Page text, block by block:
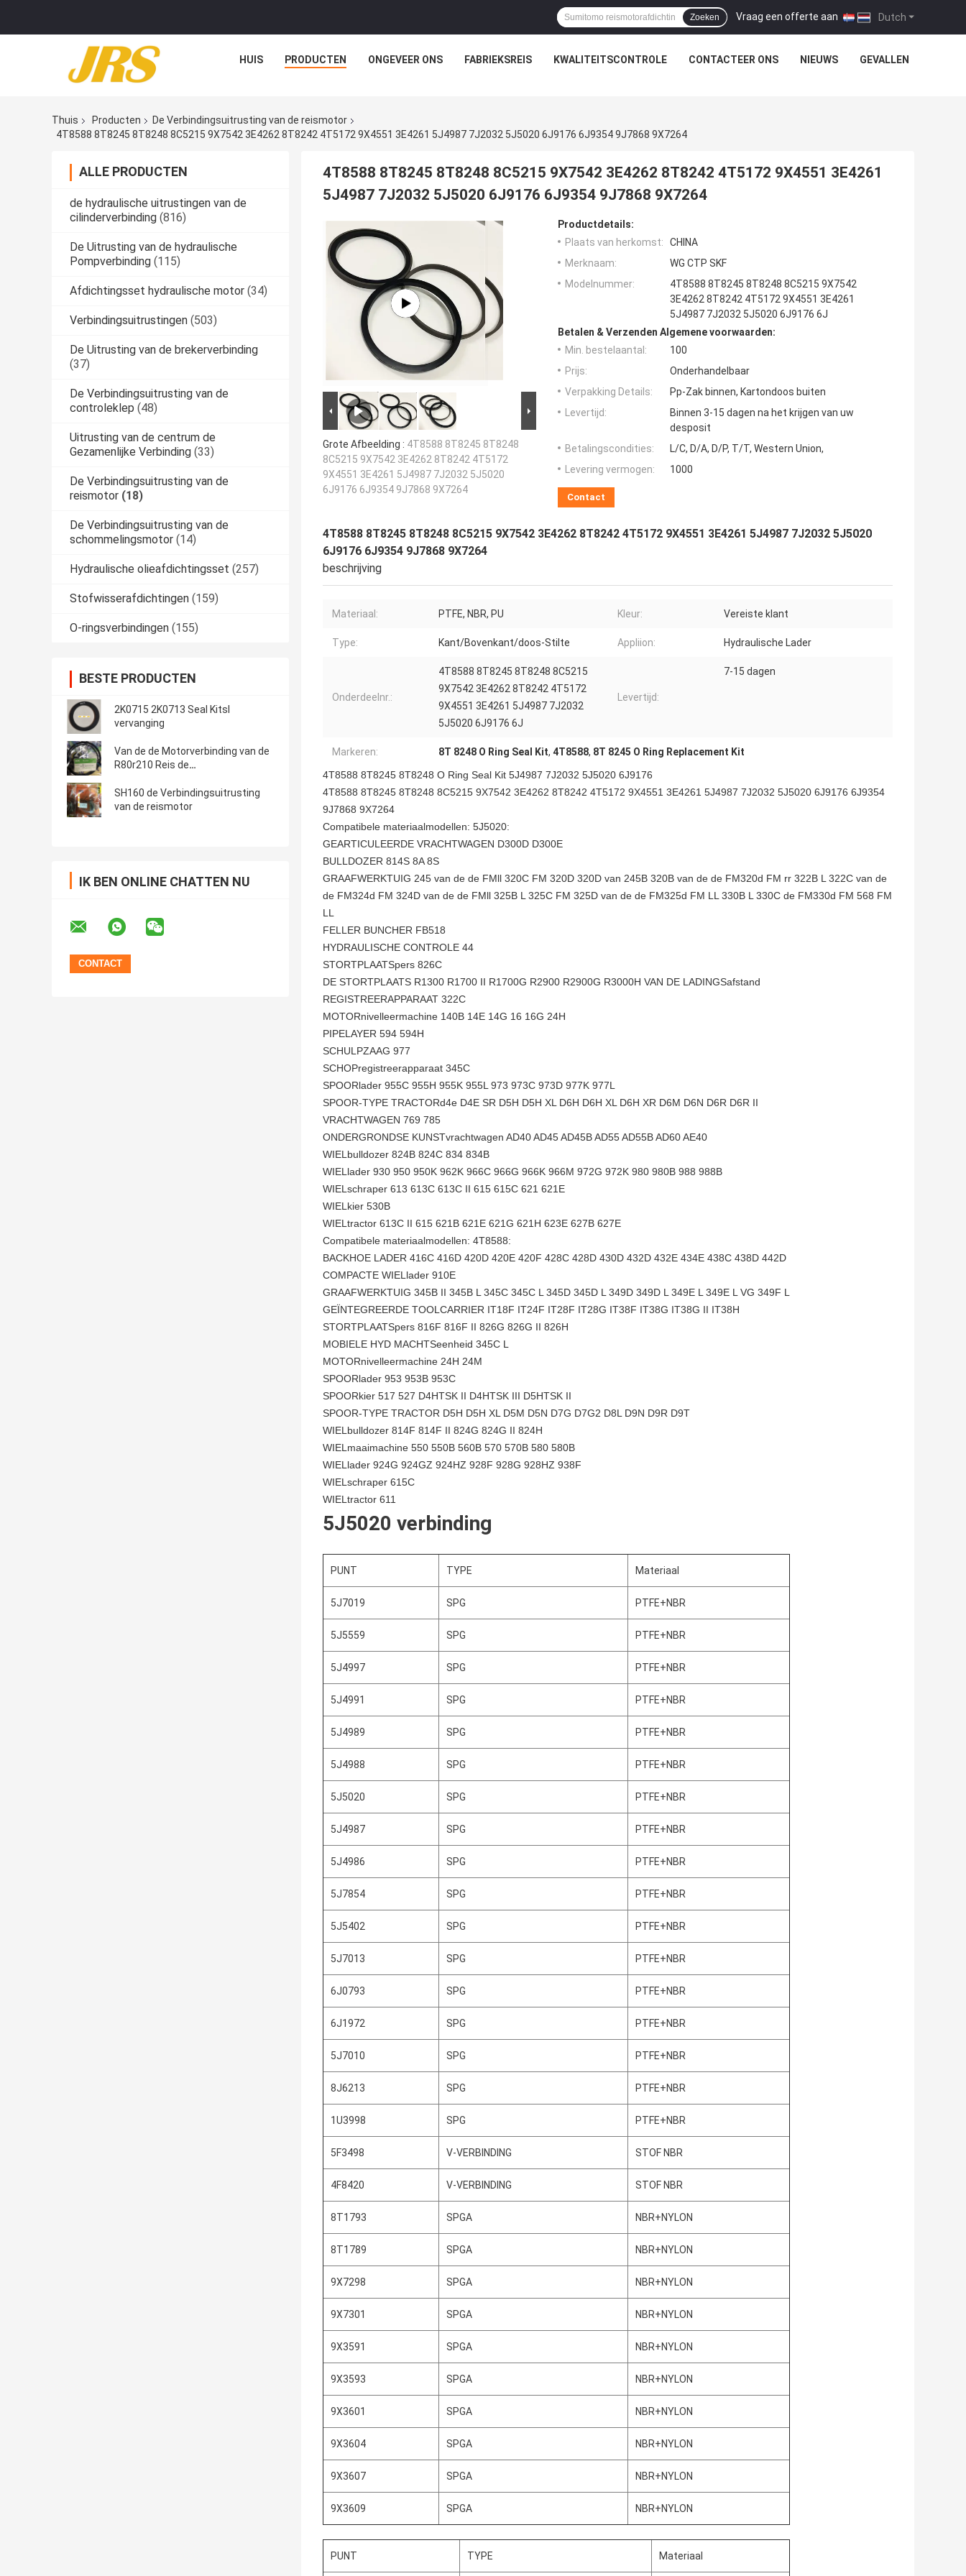
Dutch
Vraag een offerte aan |
Zoeken
HUIS PRODUCTEN ONGEVEER ONS FABRIEKSREIS KWALITEITSCONTROLE CONTACTEER ONS NIEUWS GEVALLEN
Thuis Producten
De Verbindingsuitrusting van de reismotor
4T8588 8T8245 8T8248 8C5215 9X7542 3E4262 8T8242 4T5172 9X4551 3E4261 5J4987 7J2032 5J5020 6J9176 6J9354 9J7868 9X7264
ALLE PRODUCTEN
de hydraulische uitrustingen van de
cilinderverbinding (816)
De Uitrusting van de hydraulische
Pompverbinding (115)
Afdichtingsset hydraulische motor (34)
Verbindingsuitrustingen (503)
De Uitrusting van de brekerverbinding
(37)
De Verbindingsuitrusting van de
controleklep (48)
Uitrusting van de centrum de
Gezamenlijke Verbinding (33)
De Verbindingsuitrusting van de
reismotor (18)
De Verbindingsuitrusting van de
schommelingsmotor (14)
Hydraulische olieafdichtingsset (257)
Stofwisserafdichtingen (159)
O-ringsverbindingen (155)
BESTE PRODUCTEN
2K0715 2K0713 Seal Kitsl
vervanging
Van de de Motorverbinding van de
R80r210 Reis de
Hydraulic Cylinder Boom Hyundai
SH160 de Verbindingsuitrusting
van de reismotor
IK BEN ONLINE CHATTEN NU
4T8588 8T8245 8T8248 8C5215 9X7542 3E4262 8T8242 4T5172 9X4551 3E4261
5J4987 7J2032 5J5020 6J9176 6J9354 9J7868 9X7264
Grote Afbeelding : 4T8588 8T8245 8T8248
8C5215 9X7542 3E4262 8T8242 4T5172
9X4551 3E4261 5J4987 7J2032 5J5020
6J9176 6J9354 9J7868 9X7264
Productdetails:
Plaats van herkomst:
CHINA
Merknaam:
WG CTP SKF
Modelnummer:
4T8588 8T8245 8T8248 8C5215 9X7542
3E4262 8T8242 4T5172 9X4551 3E4261
5J4987 7J2032 5J5020 6J9176 6J
Betalen & Verzenden Algemene voorwaarden:
Min. bestelaantal:
100
Prijs:
Onderhandelbaar
Verpakking Details:
Pp-Zak binnen, Kartondoos buiten
Levertijd:
Binnen 3-15 dagen na het krijgen van uw
desposit
Betalingscondities:
L/C, D/A, D/P, T/T, Western Union,
Levering vermogen:
1000
Contact
4T8588 8T8245 8T8248 8C5215 9X7542 3E4262 8T8242 4T5172 9X4551 3E4261 5J4987 7J2032 5J5020
6J9176 6J9354 9J7868 9X7264
beschrijving
Materiaal: PTFE, NBR, PU Kleur: Vereiste klant
Type: Kant/Bovenkant/doos-Stilte Appliion: Hydraulische Lader
Onderdeelnr.:
4T8588 8T8245 8T8248 8C5215
9X7542 3E4262 8T8242 4T5172
9X4551 3E4261 5J4987 7J2032
5J5020 6J9176 6J
Levertijd:
7-15 dagen
Markeren: 8T 8248 O Ring Seal Kit, 4T8588, 8T 8245 O Ring Replacement Kit
4T8588 8T8245 8T8248 O Ring Seal Kit 5J4987 7J2032 5J5020 6J9176
4T8588 8T8245 8T8248 8C5215 9X7542 3E4262 8T8242 4T5172 9X4551 3E4261 5J4987 7J2032 5J5020 6J9176 6J9354
9J7868 9X7264
Compatibele materiaalmodellen: 5J5020:
GEARTICULEERDE VRACHTWAGEN D300D D300E
BULLDOZER 814S 8A 8S
GRAAFWERKTUIG 245 van de de FMll 320C FM 320D 320D van 245B 320B van de de FM320d FM rr 322B L 322C van de
de FM324d FM 324D van de de FMll 325B L 325C FM 325D van de de FM325d FM LL 330B L 330C de FM330d FM 568 FM
LL
FELLER BUNCHER FB518
HYDRAULISCHE CONTROLE 44
STORTPLAATSpers 826C
DE STORTPLAATS R1300 R1700 II R1700G R2900 R2900G R3000H VAN DE LADINGSafstand
REGISTREERAPPARAAT 322C
MOTORnivelleermachine 140B 14E 14G 16 16G 24H
PIPELAYER 594 594H
SCHULPZAAG 977
SCHOPregistreerapparaat 345C
SPOORlader 955C 955H 955K 955L 973 973C 973D 977K 977L
SPOOR-TYPE TRACTORd4e D4E SR D5H D5H XL D6H D6H XL D6H XR D6M D6N D6R D6R II
VRACHTWAGEN 769 785
ONDERGRONDSE KUNSTvrachtwagen AD40 AD45 AD45B AD55 AD55B AD60 AE40
WIELbulldozer 824B 824C 834 834B
WIELlader 930 950 950K 962K 966C 966G 966K 966M 972G 972K 980 980B 988 988B
WIELschraper 613 613C 613C II 615 615C 621 621E
WIELkier 530B
WIELtractor 613C II 615 621B 621E 621G 621H 623E 627B 627E
Compatibele materiaalmodellen: 4T8588:
BACKHOE LADER 416C 416D 420D 420E 420F 428C 428D 430D 432D 432E 434E 438C 438D 442D
COMPACTE WIELlader 910E
GRAAFWERKTUIG 345B II 345B L 345C 345C L 345D 345D L 349D 349D L 349E L 349E L VG 349F L
GEÏNTEGREERDE TOOLCARRIER IT18F IT24F IT28F IT28G IT38F IT38G IT38G II IT38H
STORTPLAATSpers 816F 816F II 826G 826G II 826H
MOBIELE HYD MACHTSeenheid 345C L
MOTORnivelleermachine 24H 24M
SPOORlader 953 953B 953C
SPOORkier 517 527 D4HTSK II D4HTSK III D5HTSK II
SPOOR-TYPE TRACTOR D5H D5H XL D5M D5N D7G D7G2 D8L D9N D9R D9T
WIELbulldozer 814F 814F II 824G 824G II 824H
WIELmaaimachine 550 550B 560B 570 570B 580 580B
WIELlader 924G 924GZ 924HZ 928F 928G 928HZ 938F
WIELschraper 615C
WIELtractor 611
5J5020 verbinding
PUNT TYPE Materiaal
5J7019 SPG PTFE+NBR
5J5559 SPG PTFE+NBR
5J4997 SPG PTFE+NBR
5J4991 SPG PTFE+NBR
5J4989 SPG PTFE+NBR
5J4988 SPG PTFE+NBR
5J5020 SPG PTFE+NBR
5J4987 SPG PTFE+NBR
5J4986 SPG PTFE+NBR
5J7854 SPG PTFE+NBR
5J5402 SPG PTFE+NBR
5J7013 SPG PTFE+NBR
6J0793 SPG PTFE+NBR
6J1972 SPG PTFE+NBR
5J7010 SPG PTFE+NBR
8J6213 SPG PTFE+NBR
1U3998 SPG PTFE+NBR
5F3498 V-VERBINDING STOF NBR
4F8420 V-VERBINDING STOF NBR
8T1793 SPGA NBR+NYLON
8T1789 SPGA NBR+NYLON
9X7298 SPGA NBR+NYLON
9X7301 SPGA NBR+NYLON
9X3591 SPGA NBR+NYLON
9X3593 SPGA NBR+NYLON
9X3601 SPGA NBR+NYLON
9X3604 SPGA NBR+NYLON
9X3607 SPGA NBR+NYLON
9X3609 SPGA NBR+NYLON
PUNT TYPE Materiaal